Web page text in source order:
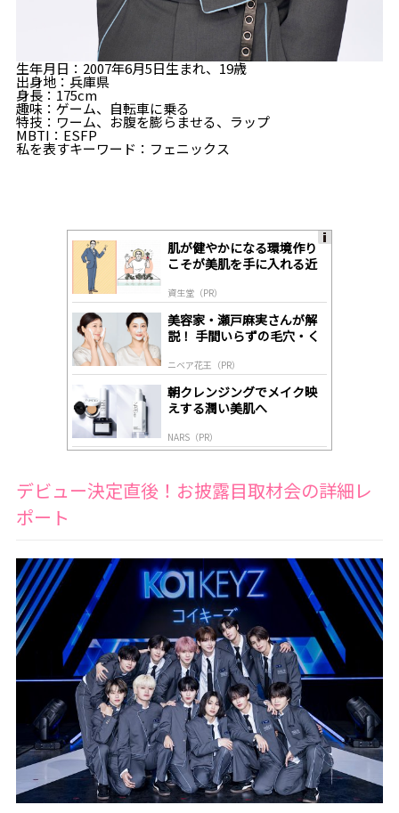
生年月日：2007年6月5日生まれ、19歳
出身地：兵庫県
身長：175cm
趣味：ゲーム、自転車に乗る
特技：ワーム、お腹を膨らませる、ラップ
MBTI：ESFP
私を表すキーワード：フェニックス
肌が健やかになる環境作り
こそが美肌を手に入れる近
資生堂（PR）
美容家・瀬戸麻実さんが解
説！ 手間いらずの毛穴・く
ニベア花王（PR）
朝クレンジングでメイク映
えする潤い美肌へ
NARS（PR）
デビュー決定直後！お披露目取材会の詳細レ
ポート